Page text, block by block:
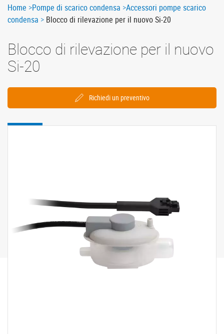
Breadcrumb
Home Pompe di scarico condensa Accessori pompe scarico
condensa
Blocco di rilevazione per il nuovo Si-20
Blocco di rilevazione per il nuovo
Si-20
Richiedi un preventivo